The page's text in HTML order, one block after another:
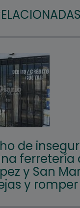
de
ferretería
y San
y